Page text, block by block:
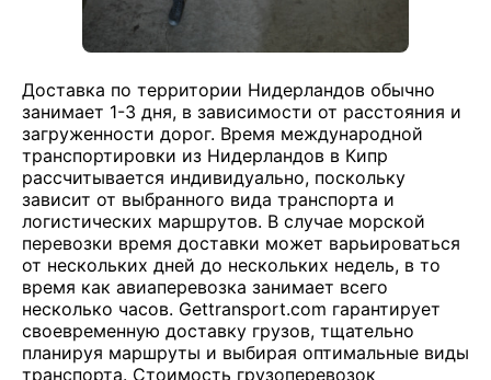
Доставка по территории Нидерландов обычно
занимает 1-3 дня, в зависимости от расстояния и
загруженности дорог. Время международной
транспортировки из Нидерландов в Кипр
рассчитывается индивидуально, поскольку
зависит от выбранного вида транспорта и
логистических маршрутов. В случае морской
перевозки время доставки может варьироваться
от нескольких дней до нескольких недель, в то
время как авиаперевозка занимает всего
несколько часов. Gettransport.com гарантирует
своевременную доставку грузов, тщательно
планируя маршруты и выбирая оптимальные виды
транспорта. Стоимость грузоперевозок